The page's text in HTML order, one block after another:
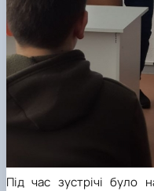
Під час зустрічі було